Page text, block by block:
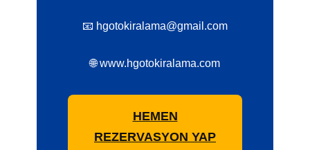
📧 hgotokiralama@gmail.com
🌐 www.hgotokiralama.com
HEMEN
REZERVASYON YAP